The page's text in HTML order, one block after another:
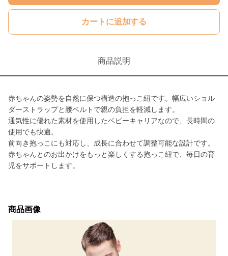
カートに追加する
商品説明
赤ちゃんの姿勢を自然に保つ構造の抱っこ紐です。幅広いショル
ダーストラップと腰ベルトで親の負担を軽減します。
通気性に優れた素材を使用したベビーキャリアなので、長時間の
使用でも快適。
前向き抱っこにも対応し、成長に合わせて調整可能な設計です。
赤ちゃんとのお出かけをもっと楽しくする抱っこ紐で、毎日の育
児をサポートします。
商品画像